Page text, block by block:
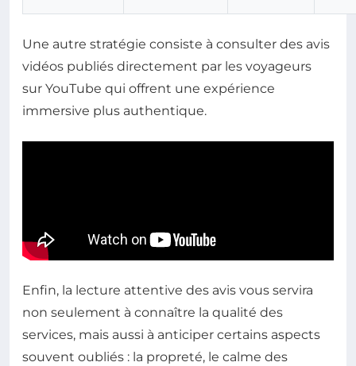
Une autre stratégie consiste à consulter des avis
vidéos publiés directement par les voyageurs
sur YouTube qui offrent une expérience
immersive plus authentique.
Enfin, la lecture attentive des avis vous servira
non seulement à connaître la qualité des
services, mais aussi à anticiper certains aspects
souvent oubliés : la propreté, le calme des